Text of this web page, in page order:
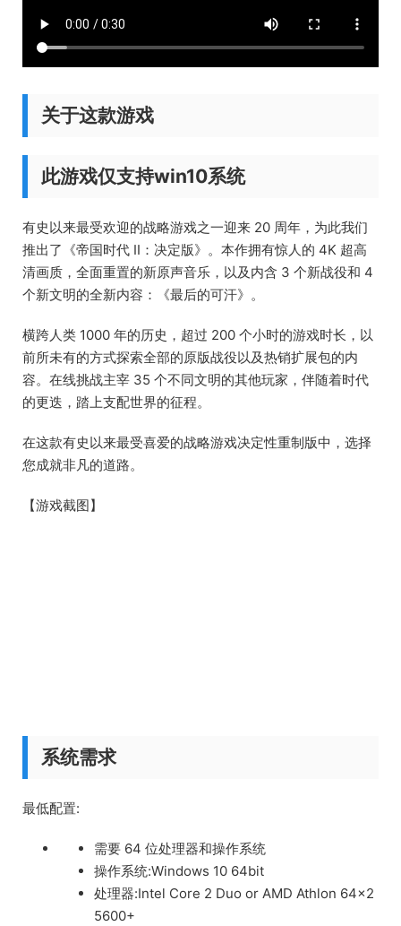
关于这款游戏
此游戏仅支持win10系统
有史以来最受欢迎的战略游戏之一迎来 20 周年，为此我们
推出了《帝国时代 II：决定版》。本作拥有惊人的 4K 超高
清画质，全面重置的新原声音乐，以及内含 3 个新战役和 4
个新文明的全新内容：《最后的可汗》。
横跨人类 1000 年的历史，超过 200 个小时的游戏时长，以
前所未有的方式探索全部的原版战役以及热销扩展包的内
容。在线挑战主宰 35 个不同文明的其他玩家，伴随着时代
的更迭，踏上支配世界的征程。
在这款有史以来最受喜爱的战略游戏决定性重制版中，选择
您成就非凡的道路。
【游戏截图】
系统需求
最低配置:
需要 64 位处理器和操作系统
操作系统:Windows 10 64bit
处理器:Intel Core 2 Duo or AMD Athlon 64×2
5600+